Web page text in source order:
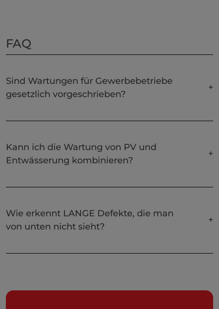
FAQ
Sind Wartungen für Gewerbebetriebe
gesetzlich vorgeschrieben?
Kann ich die Wartung von PV und
Entwässerung kombinieren?
Wie erkennt LANGE Defekte, die man
von unten nicht sieht?